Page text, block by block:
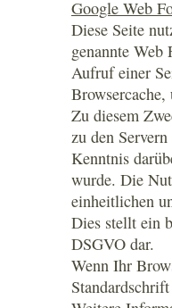
Google Web
Diese Seite
genannte
Aufruf einer
Zu diesem
zu den
Kenntnis
wurde. Die
einheitlichen
Dies stellt ein
DSGVO dar.
Wenn Ihr